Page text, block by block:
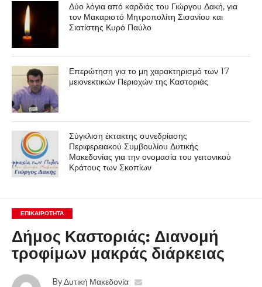
Δύο λόγια από καρδιάς του Γιώργου Δακή, για
τον Μακαριστό Μητροπολίτη Σισανίου και
Σιατίστης Κυρό Παύλο
Επερώτηση για το μη χαρακτηρισμό των 17
μειονεκτικών Περιοχών της Καστοριάς
Σύγκλιση έκτακτης συνεδρίασης
Περιφερειακού Συμβουλίου Δυτικής
Μακεδονίας για την ονομασία του γειτονικού
Κράτους των Σκοπίων
ΕΠΙΚΑΙΡΟΤΗΤΑ
Δήμος Καστοριάς: Διανομή
τροφίμων μακράς διάρκειας
By Δυτική Μακεδονία